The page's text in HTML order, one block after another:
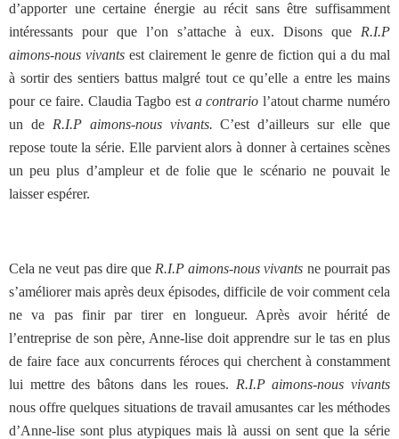
d’apporter une certaine énergie au récit sans être suffisamment
intéressants pour que l’on s’attache à eux. Disons que R.I.P
aimons-nous vivantsest clairement le genre de fiction qui a du mal
à sortir des sentiers battus malgré tout ce qu’elle a entre les mains
pour ce faire. Claudia Tagbo est a contrario l’atout charme numéro
un de R.I.P aimons-nous vivants. C’est d’ailleurs sur elle que
repose toute la série. Elle parvient alors à donner à certaines scènes
un peu plus d’ampleur et de folie que le scénario ne pouvait le
laisser espérer.
Cela ne veut pas dire que R.I.P aimons-nous vivants ne pourrait pas
s’améliorer mais après deux épisodes, difficile de voir comment cela
ne va pas finir par tirer en longueur. Après avoir hérité de
l’entreprise de son père, Anne-lise doit apprendre sur le tas en plus
de faire face aux concurrents féroces qui cherchent à constamment
lui mettre des bâtons dans les roues. R.I.P aimons-nous vivants
nous offre quelques situations de travail amusantes car les méthodes
d’Anne-lise sont plus atypiques mais là aussi on sent que la série